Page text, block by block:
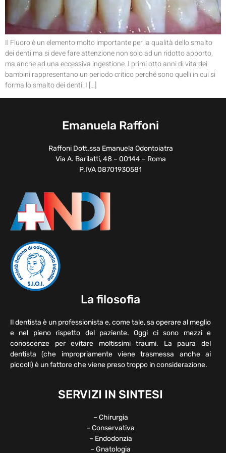
Il Fluoro è un elemento molto importante per la qualità dello smalto
dei denti ma si deve fare attenzione non solo ad un ridotto apporto,
ma anche ad una eccessiva ingestione. I primi otto anni di vita dei
bambini rappresentano un periodo critico perché sono quelli in cui si
forma lo smalto dei denti. I […]
Emanuela Raffoni
Raffoni Dott.ssa Emanuela Odontoiatra
Via A. Barilatti, 48 – 00144 – Roma
P.IVA 08701930581
La filosofia
Il dentista è un professionista e, come tale, sa operare al meglio
e nel pieno rispetto del paziente. Oggi ci sono mezzi e
conoscenze per evitare moltissimi traumi. La paura del
dentista (che impropriamente viene trasmessa anche ai
piccoli) è un fattore che viene preso troppo in considerazione.
SERVIZI IN SINTESI
– Chirurgia
– Conservativa
– Endodonzia
– Gnatologia